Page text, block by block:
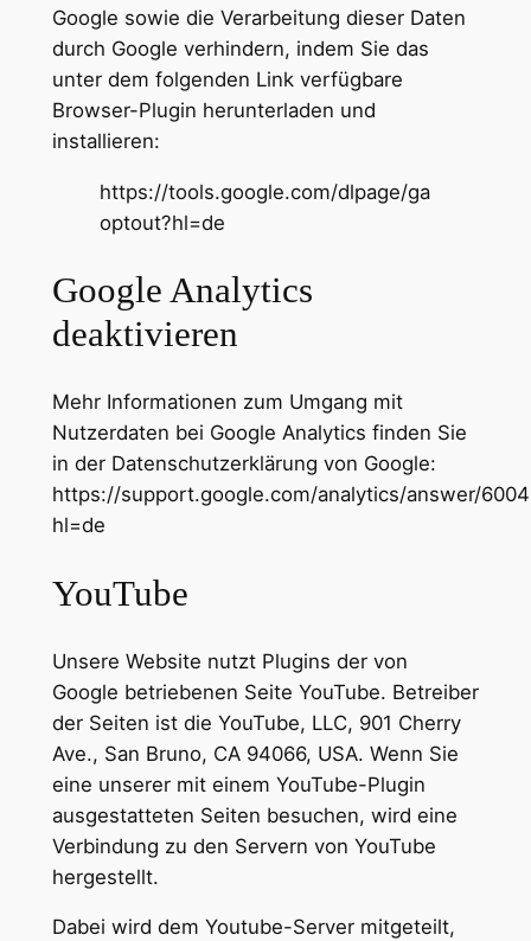
Google sowie die Verarbeitung dieser Daten
durch Google verhindern, indem Sie das
unter dem folgenden Link verfügbare
Browser-Plugin herunterladen und
installieren:
https://tools.google.com/dlpage/ga
optout?hl=de
Google Analytics
deaktivieren
Mehr Informationen zum Umgang mit
Nutzerdaten bei Google Analytics finden Sie
in der Datenschutzerklärung von Google:
https://support.google.com/analytics/answer/
hl=de
YouTube
Unsere Website nutzt Plugins der von
Google betriebenen Seite YouTube. Betreiber
der Seiten ist die YouTube, LLC, 901 Cherry
Ave., San Bruno, CA 94066, USA. Wenn Sie
eine unserer mit einem YouTube-Plugin
ausgestatteten Seiten besuchen, wird eine
Verbindung zu den Servern von YouTube
hergestellt.
Dabei wird dem Youtube-Server mitgeteilt,